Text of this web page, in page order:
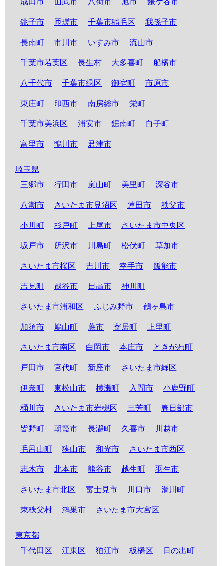
成田市 山武市 八街市 旭市 鎌ケ谷市
銚子市 匝瑳市 千葉市稲毛区 我孫子市
長南町 市川市 いすみ市 流山市
千葉市若葉区 長生村 大多喜町 船橋市
八千代市 千葉市緑区 御宿町 市原市
東庄町 印西市 南房総市 栄町
千葉市美浜区 浦安市 鋸南町 白子町
富里市 鴨川市 君津市
埼玉県
三郷市
行田市 嵐山町 美里町 深谷市
八潮市 さいたま市見沼区 蓮田市 秩父市
小川町 杉戸町 上尾市 さいたま市中央区
坂戸市 所沢市 川島町 松伏町 草加市
さいたま市桜区 吉川市 幸手市 飯能市
吉見町 越谷市 日高市 神川町
さいたま市浦和区 ふじみ野市 鶴ヶ島市
加須市 鳩山町 蕨市 寄居町 上里町
さいたま市南区 白岡市 本庄市 ときがわ町
戸田市 宮代町 新座市 さいたま市緑区
伊奈町 東松山市 横瀬町 入間市 小鹿野町
桶川市 さいたま市岩槻区 三芳町 春日部市
皆野町 朝霞市 長瀞町 久喜市 川越市
毛呂山町 狭山市 和光市 さいたま市西区
志木市 北本市 熊谷市 越生町 羽生市
さいたま市北区 富士見市 川口市 滑川町
東秩父村 鴻巣市 さいたま市大宮区
東京都
千代田区
江東区 狛江市 板橋区 日の出町